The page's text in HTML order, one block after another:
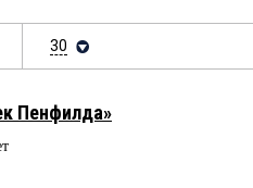
Блоги
30
Пенфилда»